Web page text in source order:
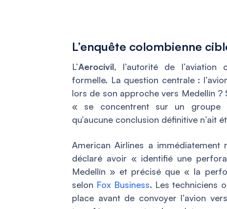
L’enquête colombienne
L’Aerocivil, l’autorité de l’aviation
formelle. La question centrale :
lors de son approche vers Medellín
« se concentrent sur un groupe
qu’aucune conclusion définitive n’ait
American Airlines a immédiatement
déclaré avoir « identifié une
Medellín » et précisé que « la
selon Fox Business. Les techniciens
place avant de convoyer l’avion